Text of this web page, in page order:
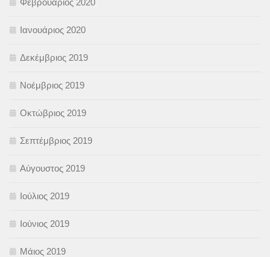
Φεβρουάριος 2020
Ιανουάριος 2020
Δεκέμβριος 2019
Νοέμβριος 2019
Οκτώβριος 2019
Σεπτέμβριος 2019
Αύγουστος 2019
Ιούλιος 2019
Ιούνιος 2019
Μάιος 2019